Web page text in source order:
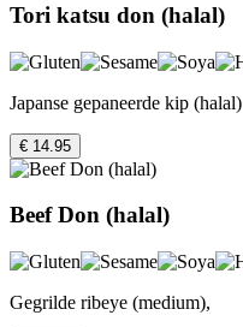
Tori katsu don (halal)
Japanse gepaneerde kip (halal)
€ 14.95
Beef Don (halal)
Gegrilde ribeye (medium),